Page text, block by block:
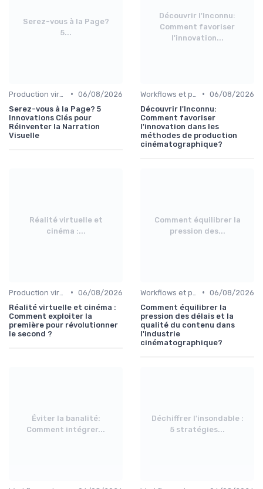
Serez-vous à la Page?
5...
• 06/08/2026
Serez-vous à la Page? 5
Innovations Clés pour
Réinventer la Narration
Visuelle
Découvrir l'Inconnu:
Comment favoriser
l'innovation...
• 06/08/2026
Découvrir l'Inconnu:
Comment favoriser
l'innovation dans les
méthodes de production
cinématographique?
Réalité virtuelle et
cinéma :...
• 06/08/2026
Réalité virtuelle et cinéma :
Comment exploiter la
première pour révolutionner
le second ?
Comment équilibrer la
pression des...
• 06/08/2026
Comment équilibrer la
pression des délais et la
qualité du contenu dans
l'industrie
cinématographique?
Éviter la banalité:
Comment intégrer...
Déchiffrer l'insondable :
5 stratégies...